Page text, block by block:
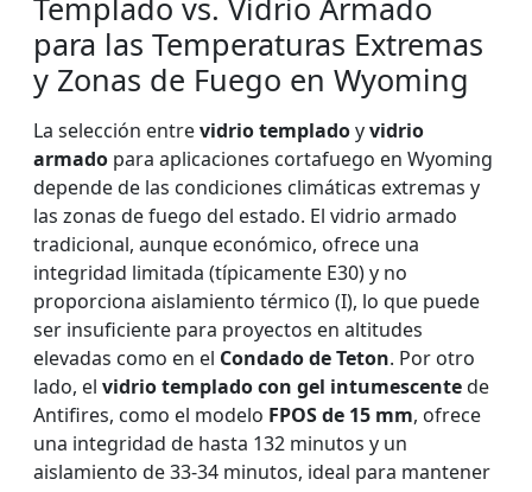
Templado vs. Vidrio Armado
para las Temperaturas Extremas
y Zonas de Fuego en Wyoming
La selección entrevidrio templadoyvidrio
armado para aplicaciones cortafuego en Wyoming
depende de las condiciones climáticas extremas y
las zonas de fuego del estado. El vidrio armado
tradicional, aunque económico, ofrece una
integridad limitada (típicamente E30) y no
proporciona aislamiento térmico (I), lo que puede
ser insuficiente para proyectos en altitudes
elevadas como en el Condado de Teton. Por otro
lado, el vidrio templado con gel intumescentede
Antifires, como el modelo FPOS de 15 mm, ofrece
una integridad de hasta 132 minutos y un
aislamiento de 33-34 minutos, ideal para mantener